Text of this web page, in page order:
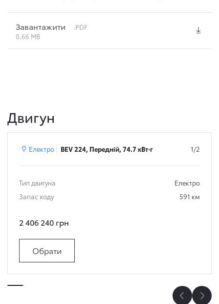
Завантажити
.PDF
0.66 MB
Двигун
Електро BEV 224, Передній, 74.7 кВт⋅г 1/2
Тип двигуна
Електро
Запас ходу
591 км
2 406 240 грн
Обрати